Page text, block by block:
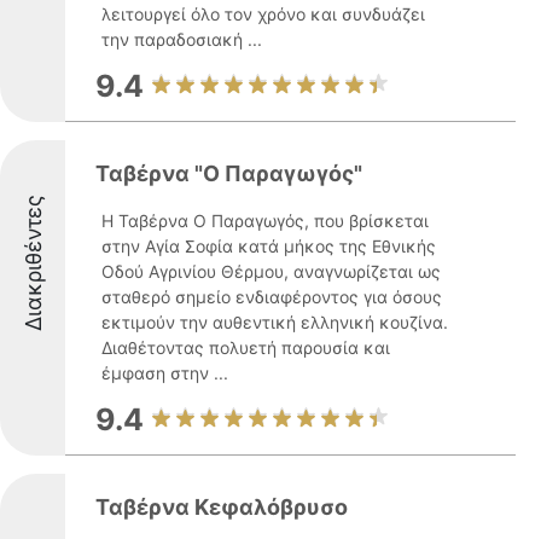
λειτουργεί όλο τον χρόνο και συνδυάζει
την παραδοσιακή ...
9.4
Διακριθέντες
Ταβέρνα "Ο Παραγωγός"
Η Ταβέρνα Ο Παραγωγός, που βρίσκεται
στην Αγία Σοφία κατά μήκος της Εθνικής
Οδού Αγρινίου Θέρμου, αναγνωρίζεται ως
σταθερό σημείο ενδιαφέροντος για όσους
εκτιμούν την αυθεντική ελληνική κουζίνα.
Διαθέτοντας πολυετή παρουσία και
έμφαση στην ...
9.4
Ταβέρνα Κεφαλόβρυσο